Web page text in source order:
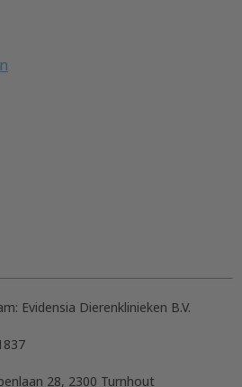
Evidensia Dierenklinieken B.V.
28, 2300 Turnhout